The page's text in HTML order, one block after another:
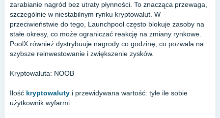
zarabianie nagród bez utraty płynności. To znacząca przewaga,
szczególnie w niestabilnym rynku kryptowalut. W
przeciwieństwie do tego, Launchpool często blokuje zasoby na
stałe okresy, co może ograniczać reakcję na zmiany rynkowe.
PoolX również dystrybuuje nagrody co godzinę, co pozwala na
szybsze reinwestowanie i zwiększenie zysków.
Kryptowaluta: NOOB
Ilość kryptowaluty i przewidywana wartość: tyle ile sobie
użytkownik wyfarmi